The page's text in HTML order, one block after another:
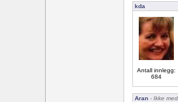
kda
Antall innlegg:
684
Aran - Ikke